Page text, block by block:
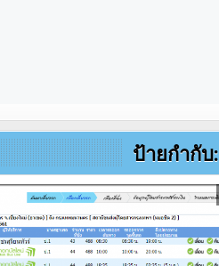
ป้ายกำกับ: